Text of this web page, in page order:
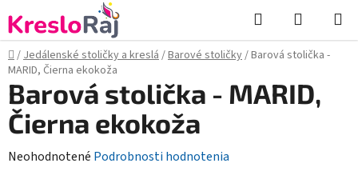
na
obsah
Hľadať
KOŠÍK
Domov
/Jedálenské stoličky a kreslá/Barové stoličky/Barová stolička -
MARID, Čierna ekokoža
Barová stolička - MARID,
Čierna ekokoža
Priemerné
Neohodnotené Podrobnosti hodnotenia